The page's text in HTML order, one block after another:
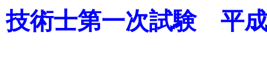
技術士第一次試験 平